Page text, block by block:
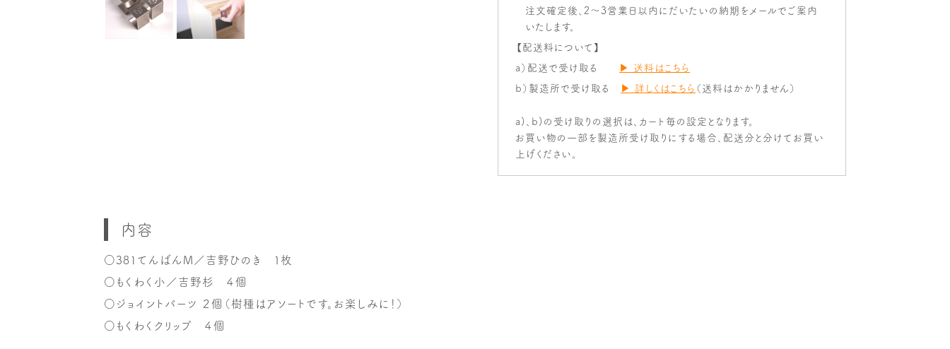
注文確定後、2～3営業日以内にだいたいの納期をメールでご案内
いたします。
【配送料について】
a）配送で受け取る ▶ 送料はこちら
b）製造所で受け取る ▶ 詳しくはこちら （送料はかかりません）
a)、b)の受け取りの選択は、カート毎の設定となります。
お買い物の一部を製造所受け取りにする場合、配送分と分けてお買い
上げください。
内容
○381てんばんM／吉野ひのき １枚
○もくわく小／吉野杉 ４個
○ジョイントパーツ ２個（樹種はアソートです。お楽しみに！）
○もくわくクリップ ４個